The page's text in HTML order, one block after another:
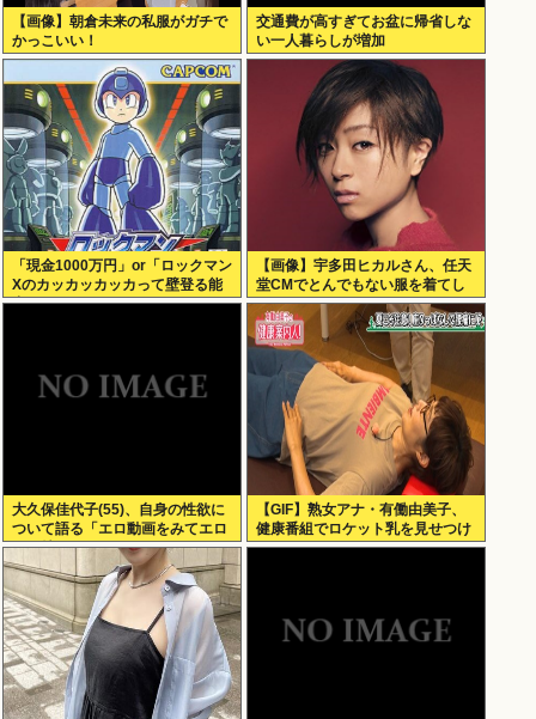
【画像】朝倉未来の私服がガチで
かっこいい！
交通費が高すぎてお盆に帰省しな
い一人暮らしが増加
「現金1000万円」or「ロックマン
Xのカッカッカッカって壁登る能
力」
【画像】宇多田ヒカルさん、任天
堂CMでとんでもない服を着てし
まうwww
大久保佳代子(55)、自身の性欲に
ついて語る「エロ動画をみてエロ
い気持ちになる」
【GIF】熟女アナ・有働由美子、
健康番組でロケット乳を見せつけ
る